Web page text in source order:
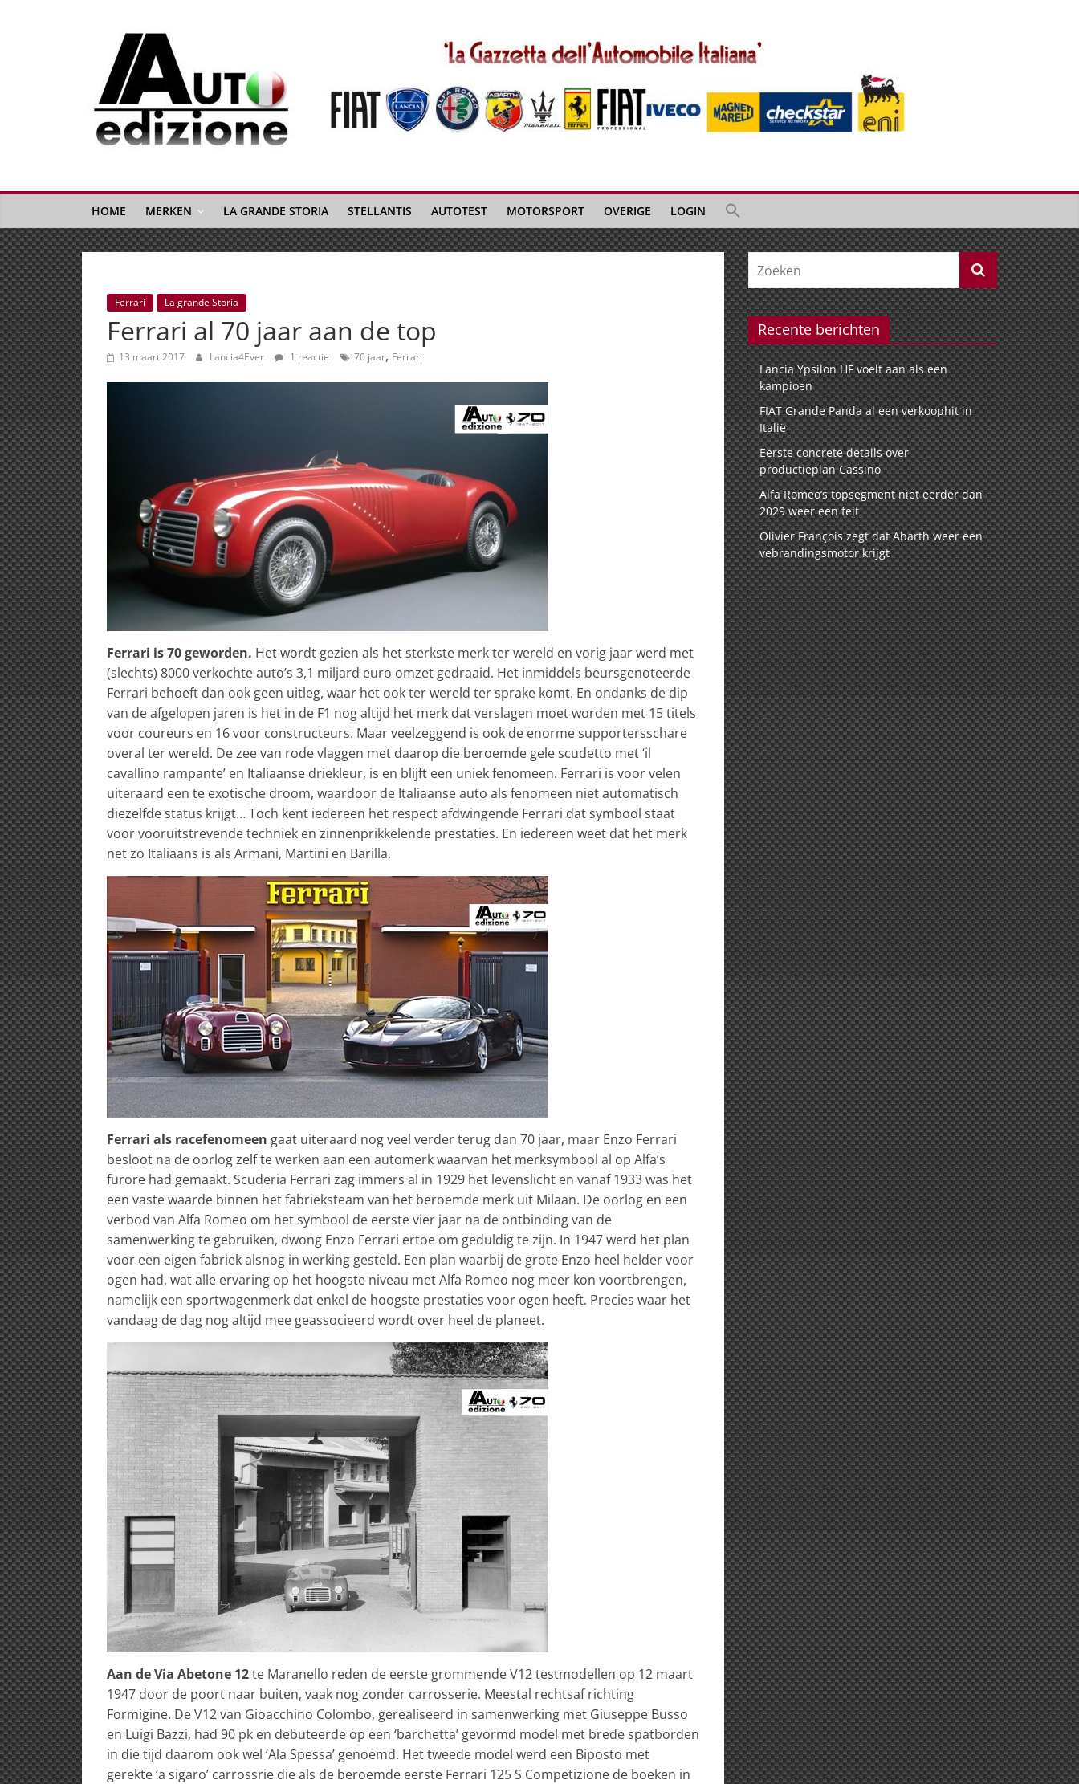
Auto
Edizione
La
Gazetta
dell'Automobile
Italiana
|
Italiaans
autonieuws
&
lifestyle
HOME MERKEN LA GRANDE STORIA STELLANTIS AUTOTEST MOTORSPORT OVERIGE LOGIN
Ferrari La grande Storia
Ferrari al 70 jaar aan de top
13 maart 2017 Lancia4Ever 1 reactie 70 jaar, Ferrari
Ferrari is 70 geworden. Het wordt gezien als het sterkste merk ter wereld en vorig jaar werd met
(slechts) 8000 verkochte auto’s 3,1 miljard euro omzet gedraaid. Het inmiddels beursgenoteerde
Ferrari behoeft dan ook geen uitleg, waar het ook ter wereld ter sprake komt. En ondanks de dip
van de afgelopen jaren is het in de F1 nog altijd het merk dat verslagen moet worden met 15 titels
voor coureurs en 16 voor constructeurs. Maar veelzeggend is ook de enorme supportersschare
overal ter wereld. De zee van rode vlaggen met daarop die beroemde gele scudetto met ‘il
cavallino rampante’ en Italiaanse driekleur, is en blijft een uniek fenomeen. Ferrari is voor velen
uiteraard een te exotische droom, waardoor de Italiaanse auto als fenomeen niet automatisch
diezelfde status krijgt… Toch kent iedereen het respect afdwingende Ferrari dat symbool staat
voor vooruitstrevende techniek en zinnenprikkelende prestaties. En iedereen weet dat het merk
net zo Italiaans is als Armani, Martini en Barilla.
Ferrari als racefenomeen gaat uiteraard nog veel verder terug dan 70 jaar, maar Enzo Ferrari
besloot na de oorlog zelf te werken aan een automerk waarvan het merksymbool al op Alfa’s
furore had gemaakt. Scuderia Ferrari zag immers al in 1929 het levenslicht en vanaf 1933 was het
een vaste waarde binnen het fabrieksteam van het beroemde merk uit Milaan. De oorlog en een
verbod van Alfa Romeo om het symbool de eerste vier jaar na de ontbinding van de
samenwerking te gebruiken, dwong Enzo Ferrari ertoe om geduldig te zijn. In 1947 werd het plan
voor een eigen fabriek alsnog in werking gesteld. Een plan waarbij de grote Enzo heel helder voor
ogen had, wat alle ervaring op het hoogste niveau met Alfa Romeo nog meer kon voortbrengen,
namelijk een sportwagenmerk dat enkel de hoogste prestaties voor ogen heeft. Precies waar het
vandaag de dag nog altijd mee geassocieerd wordt over heel de planeet.
Aan de Via Abetone 12te Maranello reden de eerste grommende V12 testmodellen op 12 maart
1947 door de poort naar buiten, vaak nog zonder carrosserie. Meestal rechtsaf richting
Formigine. De V12 van Gioacchino Colombo, gerealiseerd in samenwerking met Giuseppe Busso
en Luigi Bazzi, had 90 pk en debuteerde op een ‘barchetta’ gevormd model met brede spatborden
in die tijd daarom ook wel ‘Ala Spessa’ genoemd. Het tweede model werd een Biposto met
gerekte ‘a sigaro’ carrossrie die als de beroemde eerste Ferrari 125 S Competizione de boeken in
Recente berichten
Lancia Ypsilon HF voelt aan als een
kampioen
FIAT Grande Panda al een verkoophit in
Italië
Eerste concrete details over
productieplan Cassino
Alfa Romeo’s topsegment niet eerder dan
2029 weer een feit
Olivier François zegt dat Abarth weer een
vebrandingsmotor krijgt